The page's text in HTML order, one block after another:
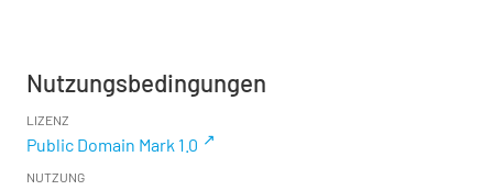
Nutzungsbedingungen
LIZENZ
Public Domain Mark 1.0
NUTZUNG